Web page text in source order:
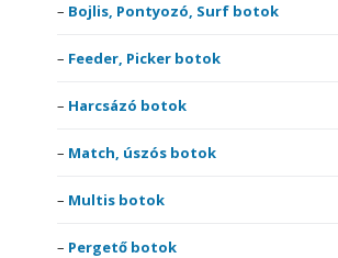
Bojlis, Pontyozó, Surf botok
Feeder, Picker botok
Harcsázó botok
Match, úszós botok
Multis botok
Pergető botok